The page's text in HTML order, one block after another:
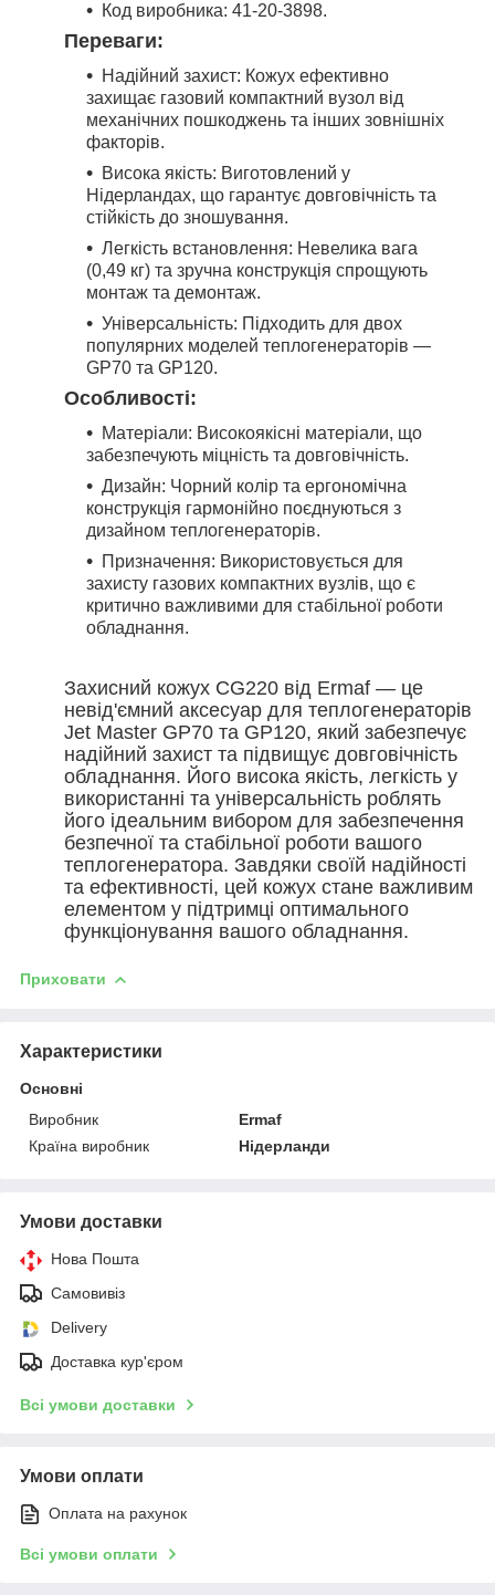
Код виробника: 41-20-3898.
Переваги:
Надійний захист: Кожух ефективно
захищає газовий компактний вузол від
механічних пошкоджень та інших зовнішніх
факторів.
Висока якість: Виготовлений у
Нідерландах, що гарантує довговічність та
стійкість до зношування.
Легкість встановлення: Невелика вага
(0,49 кг) та зручна конструкція спрощують
монтаж та демонтаж.
Універсальність: Підходить для двох
популярних моделей теплогенераторів —
GP70 та GP120.
Особливості:
Матеріали: Високоякісні матеріали, що
забезпечують міцність та довговічність.
Дизайн: Чорний колір та ергономічна
конструкція гармонійно поєднуються з
дизайном теплогенераторів.
Призначення: Використовується для
захисту газових компактних вузлів, що є
критично важливими для стабільної роботи
обладнання.
Захисний кожух CG220 від Ermaf — це
невід'ємний аксесуар для теплогенераторів
Jet Master GP70 та GP120, який забезпечує
надійний захист та підвищує довговічність
обладнання. Його висока якість, легкість у
використанні та універсальність роблять
його ідеальним вибором для забезпечення
безпечної та стабільної роботи вашого
теплогенератора. Завдяки своїй надійності
та ефективності, цей кожух стане важливим
елементом у підтримці оптимального
функціонування вашого обладнання.
Приховати
Характеристики
Основні
Виробник
Ermaf
Країна виробник
Нідерланди
Умови доставки
Нова Пошта
Самовивіз
Delivery
Доставка кур'єром
Всі умови доставки
Умови оплати
Оплата на рахунок
Всі умови оплати